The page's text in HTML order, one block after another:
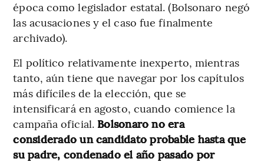
época como legislador estatal. (Bolsonaro negó
las acusaciones y el caso fue finalmente
archivado).
El político relativamente inexperto, mientras
tanto, aún tiene que navegar por los capítulos
más difíciles de la elección, que se
intensificará en agosto, cuando comience la
campaña oficial. Bolsonaro no era
considerado un candidato probable hasta que
su padre, condenado el año pasado por